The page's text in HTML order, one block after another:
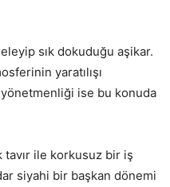
sık dokuduğu aşikar.
yaratılışı
yönetmenliği ise bu konuda
tavır ile korkusuz bir iş
siyahi bir başkan dönemi